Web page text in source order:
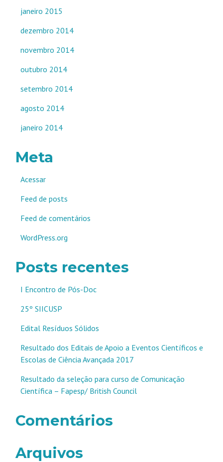
janeiro 2015
dezembro 2014
novembro 2014
outubro 2014
setembro 2014
agosto 2014
janeiro 2014
Meta
Acessar
Feed de posts
Feed de comentários
WordPress.org
Posts recentes
I Encontro de Pós-Doc
25º SIICUSP
Edital Resíduos Sólidos
Resultado dos Editais de Apoio a Eventos Científicos e
Escolas de Ciência Avançada 2017
Resultado da seleção para curso de Comunicação
Científica – Fapesp/ British Council
Comentários
Arquivos